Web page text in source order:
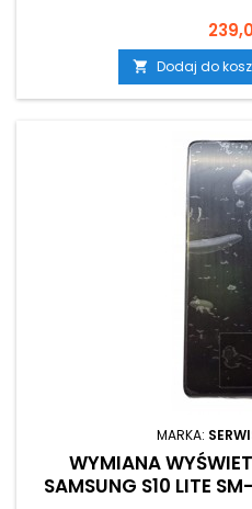
Cena
 Dodaj do
MARKA:
WYMIANA
SAMSUNG S10 LITE